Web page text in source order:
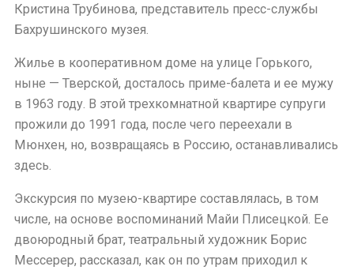
Кристина Трубинова, представитель пресс-службы
Бахрушинского музея.
Жилье в кооперативном доме на улице Горького,
ныне — Тверской, досталось приме-балета и ее мужу
в 1963 году. В этой трехкомнатной квартире супруги
прожили до 1991 года, после чего переехали в
Мюнхен, но, возвращаясь в Россию, останавливались
здесь.
Экскурсия по музею-квартире составлялась, в том
числе, на основе воспоминаний Майи Плисецкой. Ее
двоюродный брат, театральный художник Борис
Мессерер, рассказал, как он по утрам приходил к